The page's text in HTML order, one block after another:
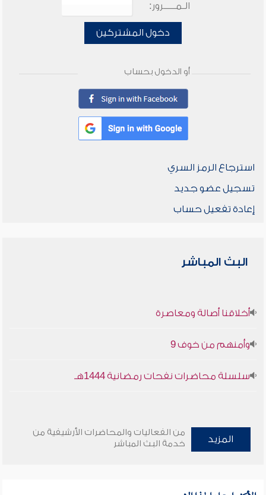
الـمـــــرور:
دخول المشتركين
أو الدخول بحساب
استرجاع الرمز السري
تسجيل عضو جديد
إعادة تفعيل حساب
البث المباشر
أخلاقنا أصالة ومعاصرة
وأمنهم من خوف 9
سلسلة محاضرات نفحات رمضانية 1444هـ
المزيد
من الفعاليات والمحاضرات الأرشيفية من
خدمة البث المباشر